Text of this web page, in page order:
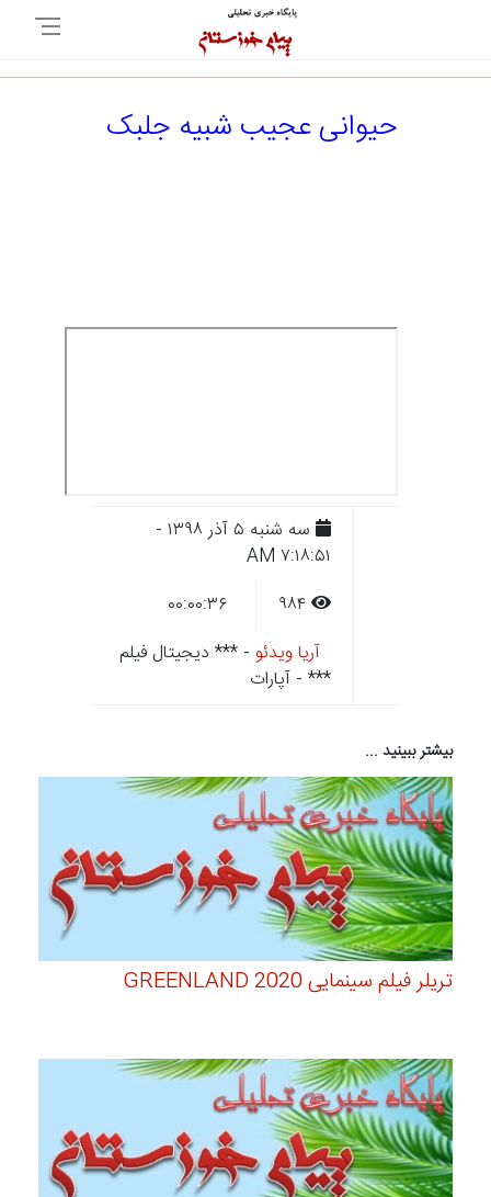
حیوانی عجیب شبیه جلبک
سه شنبه ۵ آذر ۱۳۹۸ -
۷:۱۸:۵۱ AM
آریا ویدئو - *** دیجیتال فیلم
*** - آپارات
بیشتر ببینید ...
تریلر فیلم سینمایی GREENLAND 2020